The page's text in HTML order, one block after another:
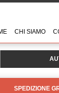
CHI SIAMO
SPEDIZIONE